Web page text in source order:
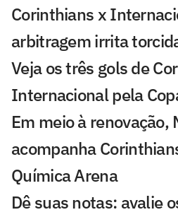
Corinthians x
arbitragem irrita
Veja os três gols de
Internacional pela
Em meio à renovação,
acompanha
Química Arena
Dê suas notas: avalie